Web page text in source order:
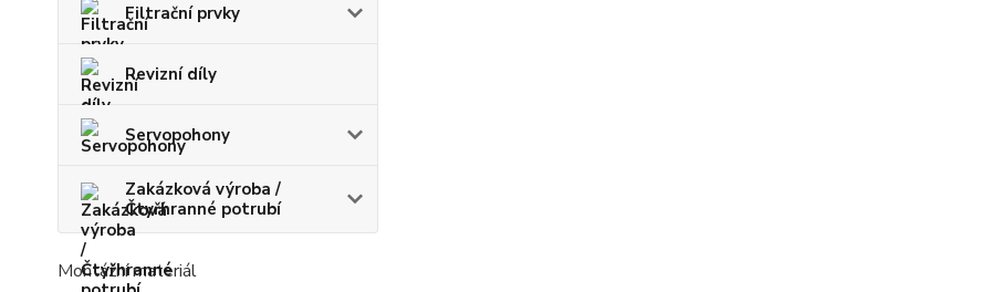
Filtrační prvky
Revizní díly
Servopohony
Zakázková výroba /
Čtyřhranné potrubí
Montážní materiál